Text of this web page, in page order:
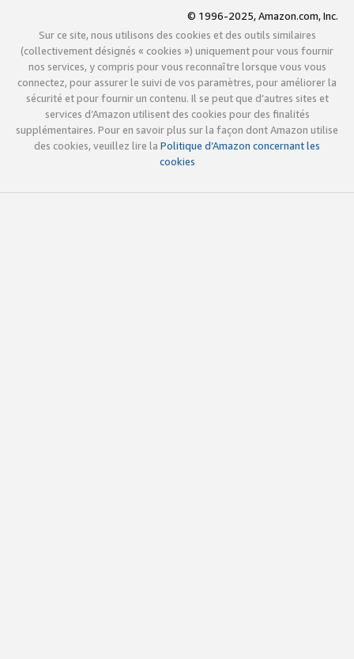
© 1996-2025, Amazon.com, Inc.
Sur ce site, nous utilisons des cookies et des outils similaires
(collectivement désignés « cookies ») uniquement pour vous fournir
nos services, y compris pour vous reconnaître lorsque vous vous
connectez, pour assurer le suivi de vos paramètres, pour améliorer la
sécurité et pour fournir un contenu. Il se peut que d’autres sites et
services d’Amazon utilisent des cookies pour des finalités
supplémentaires. Pour en savoir plus sur la façon dont Amazon utilise
des cookies, veuillez lire la Politique d’Amazon concernant les
cookies